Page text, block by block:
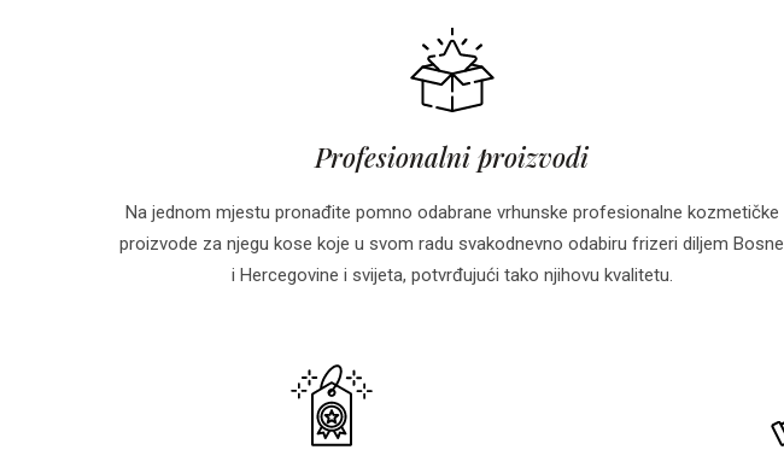
Profesionalni proizvodi
Na jednom mjestu pronađite pomno odabrane vrhunske profesionalne kozmetičke
proizvode za njegu kose koje u svom radu svakodnevno odabiru frizeri diljem Bosne
i Hercegovine i svijeta, potvrđujući tako njihovu kvalitetu.